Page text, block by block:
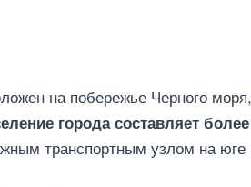
на побережье Черного
города составляет
транспортным узлом на юге